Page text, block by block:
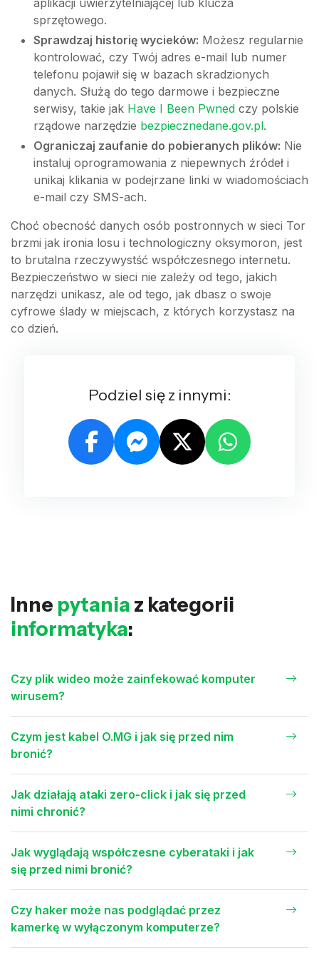
aplikacji uwierzytelniającej lub klucza
sprzętowego.
Sprawdzaj historię wycieków: Możesz regularnie
kontrolować, czy Twój adres e-mail lub numer
telefonu pojawił się w bazach skradzionych
danych. Służą do tego darmowe i bezpieczne
serwisy, takie jak Have I Been Pwned czy polskie
rządowe narzędzie bezpiecznedane.gov.pl.
Ograniczaj zaufanie do pobieranych plików: Nie
instaluj oprogramowania z niepewnych źródeł i
unikaj klikania w podejrzane linki w wiadomościach
e-mail czy SMS-ach.
Choć obecność danych osób postronnych w sieci Tor
brzmi jak ironia losu i technologiczny oksymoron, jest
to brutalna rzeczywystść współczesnego internetu.
Bezpieczeństwo w sieci nie zależy od tego, jakich
narzędzi unikasz, ale od tego, jak dbasz o swoje
cyfrowe ślady w miejscach, z których korzystasz na
co dzień.
Podziel się z innymi:
Inne pytania z kategorii
informatyka:
Czy plik wideo może zainfekować komputer
wirusem?
Czym jest kabel O.MG i jak się przed nim
bronić?
Jak działają ataki zero-click i jak się przed
nimi chronić?
Jak wyglądają współczesne cyberataki i jak
się przed nimi bronić?
Czy haker może nas podglądać przez
kamerkę w wyłączonym komputerze?